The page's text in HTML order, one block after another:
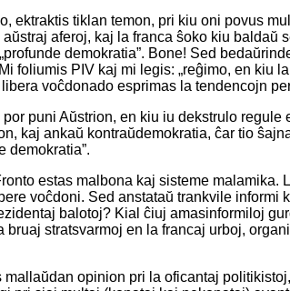
ektraktis tiklan temon, pri kiu oni povus
aferoj, kaj la franca ŝoko kiu baldaŭ
demokratia”. Bone! Sed
foliumis PIV kaj mi legis: „reĝimo, en kiu
voĉdonado esprimas la tendencojn
puni Aŭstrion, en kiu iu dekstrulo
kaj ankaŭ kontraŭdemokratia, ĉar tio
demokratia”.
estas malbona kaj sisteme malamika.
voĉdoni. Sed anstataŭ trankvile informi
balotoj? Kial ĉiuj amasinformiloj
stratsvarmoj en la francaj urboj,
opinion pri la oficantaj